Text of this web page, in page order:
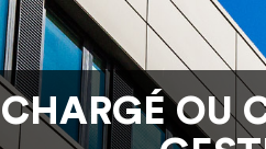
CHARGÉ OU